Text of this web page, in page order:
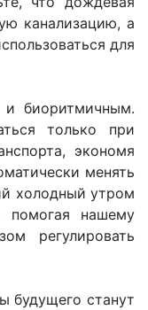
канализацию, а
для
и биоритмичным.
только при
экономя
менять
холодный утром
нашему
регулировать
будущего станут